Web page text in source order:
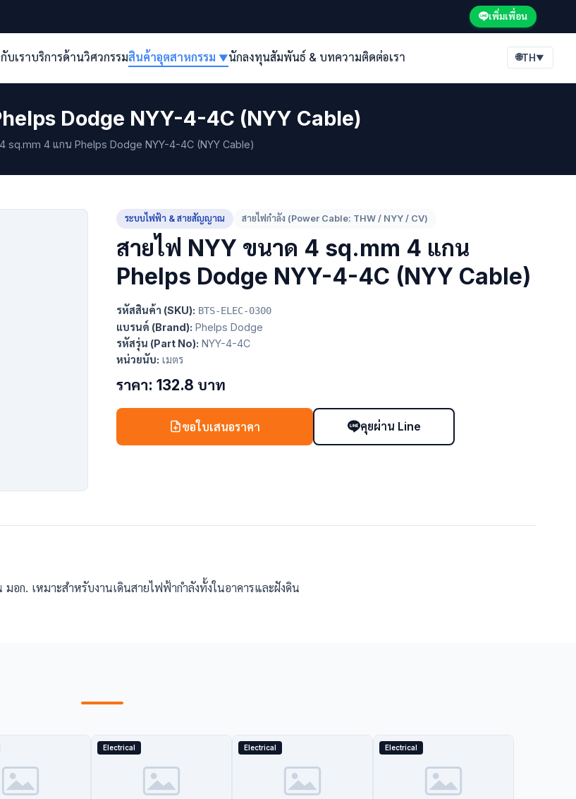
เพิ่มเพื่อน
บเราบริการด้านวิศวกรรมสินค้าอุตสาหกรรม ▼นักลงทุนสัมพันธ์ & บทความติดต่อเรา 🌐TH▼
Dodge NYY-4-4C (NYY Cable)
sq.mm 4 แกน Phelps Dodge NYY-4-4C (NYY Cable)
ระบบไฟฟ้า & สายสัญญาณ สายไฟกำลัง (Power Cable: THW / NYY / CV)
สายไฟ NYY ขนาด 4 sq.mm 4 แกน
Phelps Dodge NYY-4-4C (NYY Cable)
รหัสสินค้า (SKU): BTS-ELEC-0300
แบรนด์ (Brand): Phelps Dodge
รหัสรุ่น (Part No): NYY-4-4C
หน่วยนับ: เมตร
ราคา: 132.8 บาท
ขอใบเสนอราคา คุยผ่าน Line
. เหมาะสำหรับงานเดินสายไฟฟ้ากำลังทั้งในอาคารและฝังดิน
Electrical Electrical Electrical